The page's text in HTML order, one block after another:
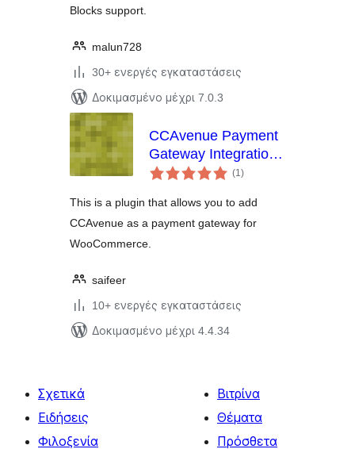
Blocks support.
malun728
30+ ενεργές εγκαταστάσεις
Δοκιμασμένο μέχρι 7.0.3
CCAvenue Payment
Gateway Integration
Kit for
(1αξιολογήσεις
σύνολο
)
This is a plugin that allows you to add
CCAvenue as a payment gateway for
WooCommerce.
saifeer
10+ ενεργές εγκαταστάσεις
Δοκιμασμένο μέχρι 4.4.34
Σχετικά
Ειδήσεις
Φιλοξενία
Βιτρίνα
Θέματα
Πρόσθετα